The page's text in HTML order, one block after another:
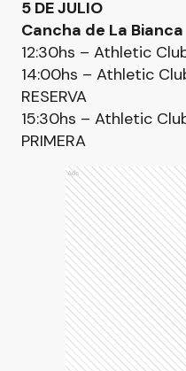
5 DE JULIO
Cancha de La Bianca
12:30hs – Athletic
14:00hs – Athletic
RESERVA
15:30hs – Athletic
PRIMERA
Ads